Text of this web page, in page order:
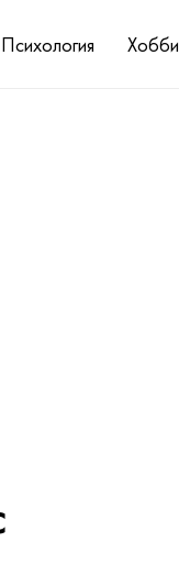
Психология Хобби